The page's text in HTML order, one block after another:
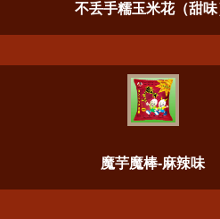
不丢手糯玉米花（甜味
魔芋魔棒-麻辣味